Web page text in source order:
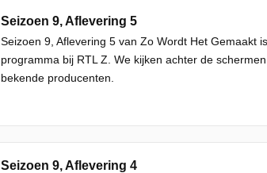
Seizoen 9, Aflevering 5
Seizoen 9, Aflevering 5 van Zo Wordt Het Gemaakt
programma bij RTL Z. We kijken achter de
bekende producenten.
Seizoen 9, Aflevering 4